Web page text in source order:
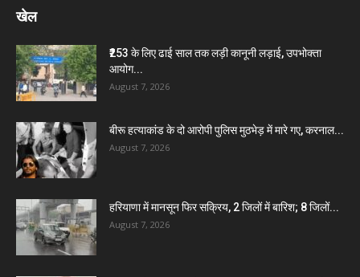
खेल
₹253 के लिए ढाई साल तक लड़ी कानूनी लड़ाई, उपभोक्ता
आयोग...
August 7, 2026
बीरू हत्याकांड के दो आरोपी पुलिस मुठभेड़ में मारे गए, करनाल...
August 7, 2026
हरियाणा में मानसून फिर सक्रिय, 2 जिलों में बारिश; 8 जिलों...
August 7, 2026